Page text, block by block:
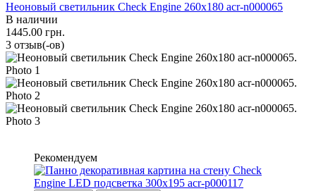
Неоновый светильник Check Engine 260х180 acr-n000065
В наличии
1445.00 грн.
3 отзыв(-ов)
Рекомендуем